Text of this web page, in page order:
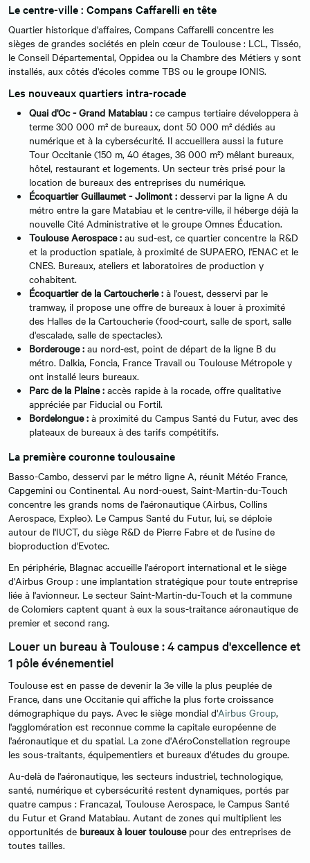
Le centre-ville : Compans Caffarelli en tête
Quartier historique d'affaires, Compans Caffarelli concentre les
sièges de grandes sociétés en plein cœur de Toulouse : LCL, Tisséo,
le Conseil Départemental, Oppidea ou la Chambre des Métiers y sont
installés, aux côtés d'écoles comme TBS ou le groupe IONIS.
Les nouveaux quartiers intra-rocade
Quai d'Oc - Grand Matabiau : ce campus tertiaire développera à
terme 300 000 m² de bureaux, dont 50 000 m² dédiés au
numérique et à la cybersécurité. Il accueillera aussi la future
Tour Occitanie (150 m, 40 étages, 36 000 m²) mêlant bureaux,
hôtel, restaurant et logements. Un secteur très prisé pour la
location de bureaux des entreprises du numérique.
Écoquartier Guillaumet - Jolimont : desservi par la ligne A du
métro entre la gare Matabiau et le centre-ville, il héberge déjà la
nouvelle Cité Administrative et le groupe Omnes Éducation.
Toulouse Aerospace : au sud-est, ce quartier concentre la R&D
et la production spatiale, à proximité de SUPAERO, l'ENAC et le
CNES. Bureaux, ateliers et laboratoires de production y
cohabitent.
Écoquartier de la Cartoucherie : à l'ouest, desservi par le
tramway, il propose une offre de bureaux à louer à proximité
des Halles de la Cartoucherie (food-court, salle de sport, salle
d'escalade, salle de spectacles).
Borderouge : au nord-est, point de départ de la ligne B du
métro. Dalkia, Foncia, France Travail ou Toulouse Métropole y
ont installé leurs bureaux.
Parc de la Plaine : accès rapide à la rocade, offre qualitative
appréciée par Fiducial ou Fortil.
Bordelongue : à proximité du Campus Santé du Futur, avec des
plateaux de bureaux à des tarifs compétitifs.
La première couronne toulousaine
Basso-Cambo, desservi par le métro ligne A, réunit Météo France,
Capgemini ou Continental. Au nord-ouest, Saint-Martin-du-Touch
concentre les grands noms de l'aéronautique (Airbus, Collins
Aerospace, Expleo). Le Campus Santé du Futur, lui, se déploie
autour de l'IUCT, du siège R&D de Pierre Fabre et de l'usine de
bioproduction d'Evotec.
En périphérie, Blagnac accueille l'aéroport international et le siège
d'Airbus Group : une implantation stratégique pour toute entreprise
liée à l'avionneur. Le secteur Saint-Martin-du-Touch et la commune
de Colomiers captent quant à eux la sous-traitance aéronautique de
premier et second rang.
Louer un bureau à Toulouse : 4 campus d'excellence et
1 pôle événementiel
Toulouse est en passe de devenir la 3e ville la plus peuplée de
France, dans une Occitanie qui affiche la plus forte croissance
démographique du pays. Avec le siège mondial d'Airbus Group,
l'agglomération est reconnue comme la capitale européenne de
l'aéronautique et du spatial. La zone d'AéroConstellation regroupe
les sous-traitants, équipementiers et bureaux d'études du groupe.
Au-delà de l'aéronautique, les secteurs industriel, technologique,
santé, numérique et cybersécurité restent dynamiques, portés par
quatre campus : Francazal, Toulouse Aerospace, le Campus Santé
du Futur et Grand Matabiau. Autant de zones qui multiplient les
opportunités de bureaux à louer toulousepour des entreprises de
toutes tailles.